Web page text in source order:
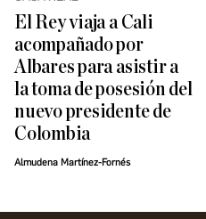
El Rey viaja a Cali
acompañado por
Albares para asistir a
la toma de posesión del
nuevo presidente de
Colombia
Almudena Martínez-Fornés